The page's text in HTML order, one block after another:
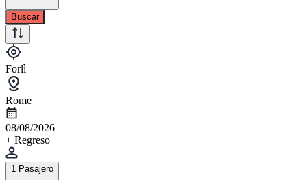
Buscar
Forlì
Rome
08/08/2026
+ Regreso
1 Pasajero